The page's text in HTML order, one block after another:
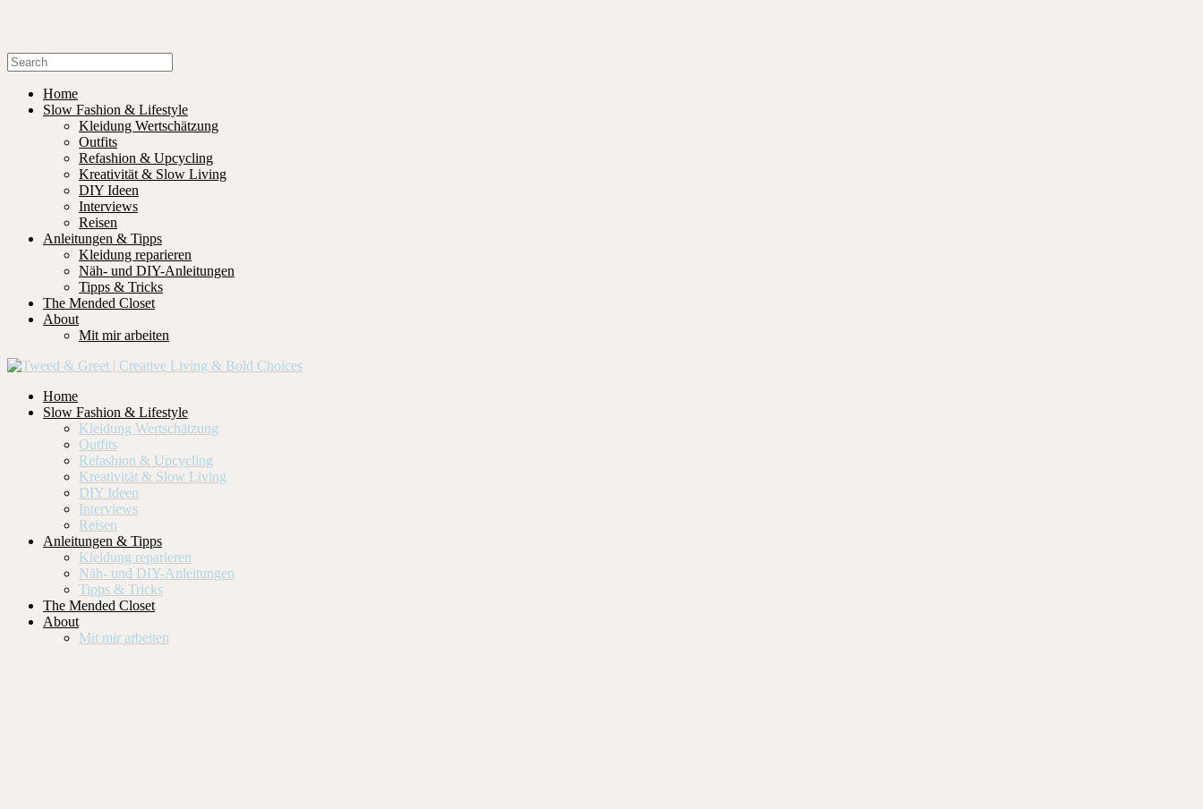
Home
Slow Fashion & Lifestyle
Kleidung Wertschätzung
Outfits
Refashion & Upcycling
Kreativität & Slow Living
DIY Ideen
Interviews
Reisen
Anleitungen & Tipps
Kleidung reparieren
Näh- und DIY-Anleitungen
Tipps & Tricks
The Mended Closet
About
Mit mir arbeiten
Home
Slow Fashion & Lifestyle
Kleidung Wertschätzung
Outfits
Refashion & Upcycling
Kreativität & Slow Living
DIY Ideen
Interviews
Reisen
Anleitungen & Tipps
Kleidung reparieren
Näh- und DIY-Anleitungen
Tipps & Tricks
The Mended Closet
About
Mit mir arbeiten